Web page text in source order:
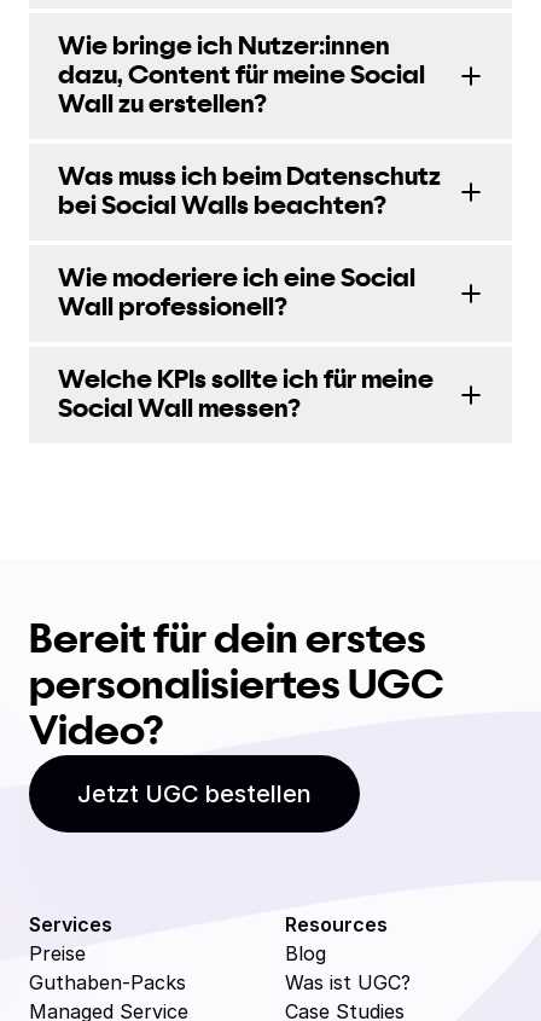
Wie bringe ich Nutzer:innen
dazu, Content für meine Social
Wall zu erstellen?
Was muss ich beim Datenschutz
bei Social Walls beachten?
Wie moderiere ich eine Social
Wall professionell?
Welche KPIs sollte ich für meine
Social Wall messen?
Bereit für dein erstes
personalisiertes UGC
Video?
Jetzt UGC bestellen
Services
Preise
Guthaben-Packs
Managed Service
Resources
Blog
Was ist UGC?
Case Studies